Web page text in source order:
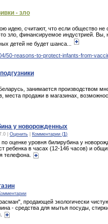
- зло
идею, считают, что если общество не
зло, финансируемое индустрией.
детей не будет шанса...
50-reasons-to-protect-infants-from-
занимается производством
места продажи в магазинах,
у новорожденных
Оценить Комментарии (1)
оценке уровня билирубина у
ребенка в часах (12-146 часов) и
телефона.
продающей экологически
- средства для мытья посуды,